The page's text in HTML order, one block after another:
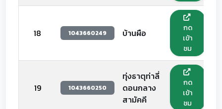
18 1043660249 บ้านผือ
กด
เข้า
ชม
19 1043660250
ทุ่งธาตุท่าลี่
ดอนกลาง
สามัคคี
กด
เข้า
ชม